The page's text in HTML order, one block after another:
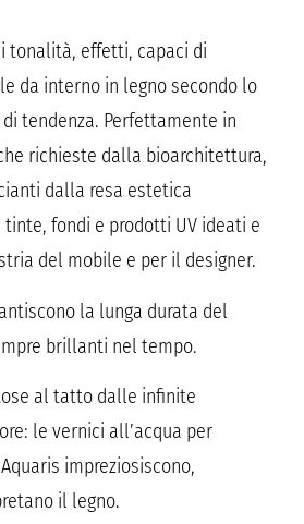
tonalità, effetti, capaci di
da interno in legno secondo lo
tendenza. Perfettamente in
richieste dalla bioarchitettura,
dalla resa estetica
fondi e prodotti UV ideati e
del mobile e per il designer.
la lunga durata del
brillanti nel tempo.
al tatto dalle infinite
le vernici all’acqua per
impreziosiscono,
il legno.